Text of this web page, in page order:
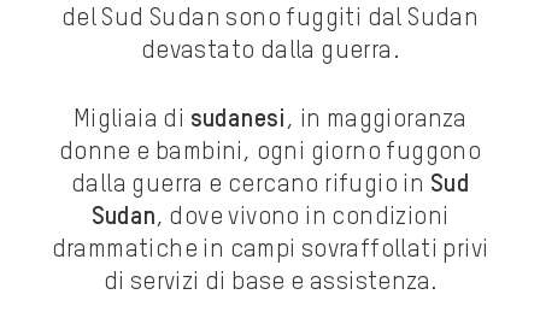
delSud Sudan sono fuggiti dal Sudan
devastato dalla guerra.
Migliaia di sudanesi , in maggioranza
donne e bambini, ogni giorno fuggono
dalla guerra e cercano rifugio in Sud
Sudan, dove vivono in condizioni
drammatiche in campi sovraffollati privi
di servizi di base e assistenza.